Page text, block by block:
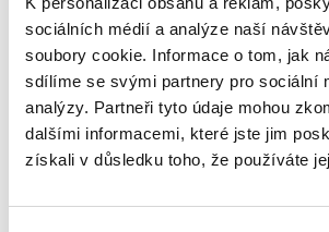
sociálních médií a analýze naší
soubory cookie. Informace o tom, jak
sdílíme se svými partnery pro sociální
analýzy. Partneři tyto údaje mohou
dalšími informacemi, které jste jim
získali v důsledku toho, že používáte